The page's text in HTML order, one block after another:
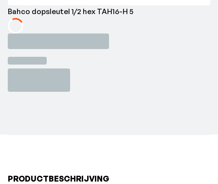
Bahco dopsleutel 1/2 hex TAH16-H 5
PRODUCTBESCHRIJVING